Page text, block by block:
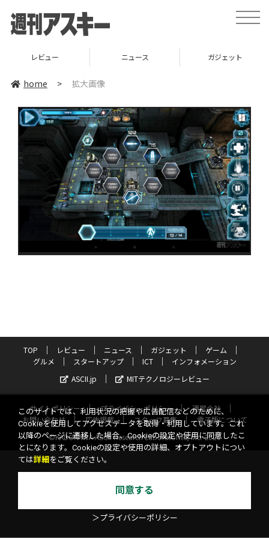
toggle
レビュー ニュース ガジェット
home > 拡大画像
TOP レビュー ニュース ガジェット
ゲーム
グルメ
スタートアップ ICT
インフォメーション
ASCII.jp
MITテクノロジーレビュー
サイトポリシー プライバシーポリシー
運営会社
お問い合わせ
広告掲載 スタッフ募集
電子版について
©KADOKAWA ASCII Research Laboratories, Inc. 2026
このサイトでは、利用状況の把握や広告配信などのために、
Cookieを使用してアクセスデータを取得・利用しています。これ
以降のページに遷移した場合、Cookieの設定や使用に同意したこ
とになります。Cookieの設定や使用の詳細、オプトアウトについ
ては詳細 をご覧ください。
同意する
＞プライバシーポリシー